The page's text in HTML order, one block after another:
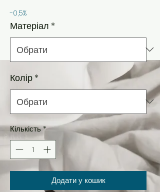
-0,5%
Матеріал *
Колір *
Кількість*
Додати у кошик